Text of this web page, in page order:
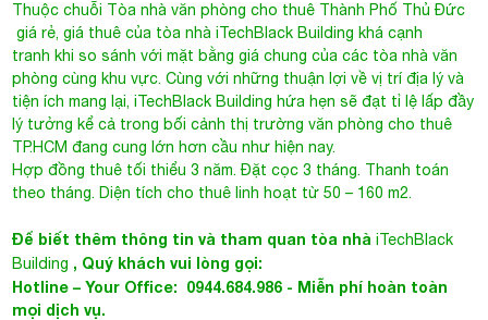
Thuộc chuỗi Tòa nhà văn phòng cho thuê Thành Phố Thủ Đức
giá rẻ, giá thuê của tòa nhà iTechBlack Building khá cạnh
tranh khi so sánh với mặt bằng giá chung của các tòa nhà văn
phòng cùng khu vực. Cùng với những thuận lợi về vị trí địa lý và
tiện ích mang lại, iTechBlack Building hứa hẹn sẽ đạt tỉ lệ lấp đầy
lý tưởng kể cả trong bối cảnh thị trường văn phòng cho thuê
TP.HCM đang cung lớn hơn cầu như hiện nay.
Hợp đồng thuê tối thiểu 3 năm. Đặt cọc 3 tháng. Thanh toán
theo tháng. Diện tích cho thuê linh hoạt từ 50 – 160 m2.
Để biết thêm thông tin và tham quan tòa nhàiTechBlack
Building , Quý khách vui lòng gọi:
Hotline – Your Office: 0944.684.986 - Miễn phí hoàn toàn
mọi dịch vụ.